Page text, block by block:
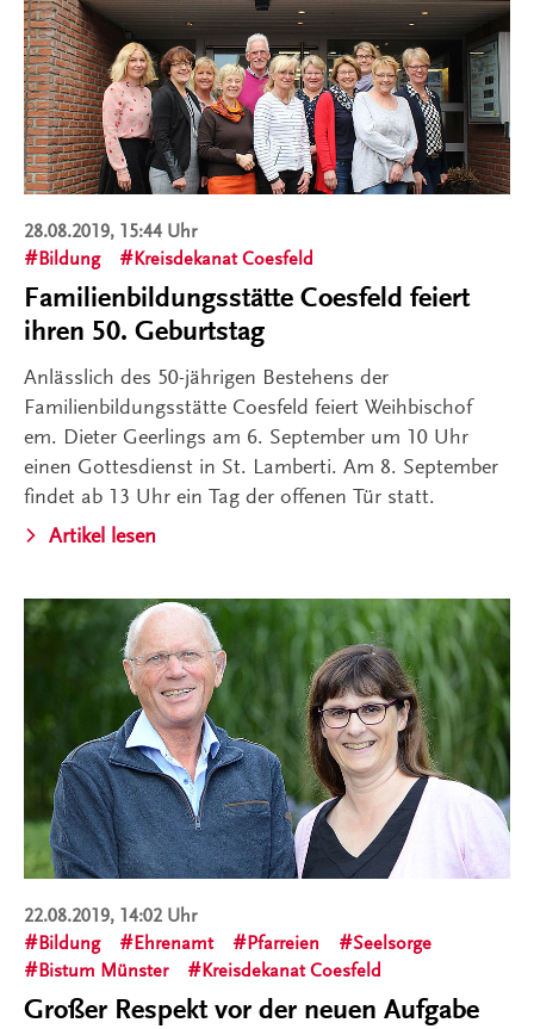
28.08.2019, 15:44 Uhr
Bildung
Kreisdekanat Coesfeld
Familienbildungsstätte Coesfeld feiert
ihren 50. Geburtstag
Anlässlich des 50-jährigen Bestehens der
Familienbildungsstätte Coesfeld feiert Weihbischof
em. Dieter Geerlings am 6. September um 10 Uhr
einen Gottesdienst in St. Lamberti. Am 8. September
findet ab 13 Uhr ein Tag der offenen Tür statt.
Artikel lesen
22.08.2019, 14:02 Uhr
Bildung
Ehrenamt Pfarreien
Seelsorge
Bistum Münster
Kreisdekanat Coesfeld
Großer Respekt vor der neuen Aufgabe